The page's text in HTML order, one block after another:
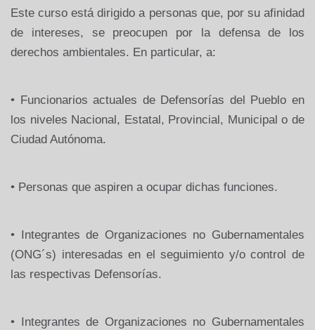
Este curso está dirigido a personas que, por su afinidad
de intereses, se preocupen por la defensa de los
derechos ambientales. En particular, a:
• Funcionarios actuales de Defensorías del Pueblo en
los niveles Nacional, Estatal, Provincial, Municipal o de
Ciudad Autónoma.
• Personas que aspiren a ocupar dichas funciones.
• Integrantes de Organizaciones no Gubernamentales
(ONG´s) interesadas en el seguimiento y/o control de
las respectivas Defensorías.
• Integrantes de Organizaciones no Gubernamentales